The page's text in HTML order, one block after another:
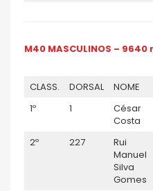
M40 MASCULINOS – 9640
CLASS. DORSAL NOME
1º
1
César
Costa
2º 227
Rui
Manuel
Silva
Gomes